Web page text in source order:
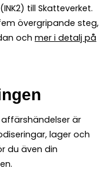
(INK2) till Skatteverket.
övergripande steg,
och mer i detalj på
är
lager och
du även din